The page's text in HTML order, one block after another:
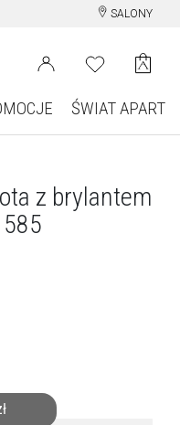
SALONY
ŚWIAT APART
z brylantem